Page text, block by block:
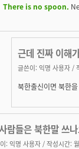
There is no spoon.
근데 진짜 이해
글쓴이: 익명 사용자 /
북한출신이면 북한
람들은 북한말 쓰
: 익명 사용자 / 작성시간: